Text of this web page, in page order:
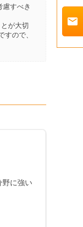
すべき
が大切
ので、
野に強い
mail